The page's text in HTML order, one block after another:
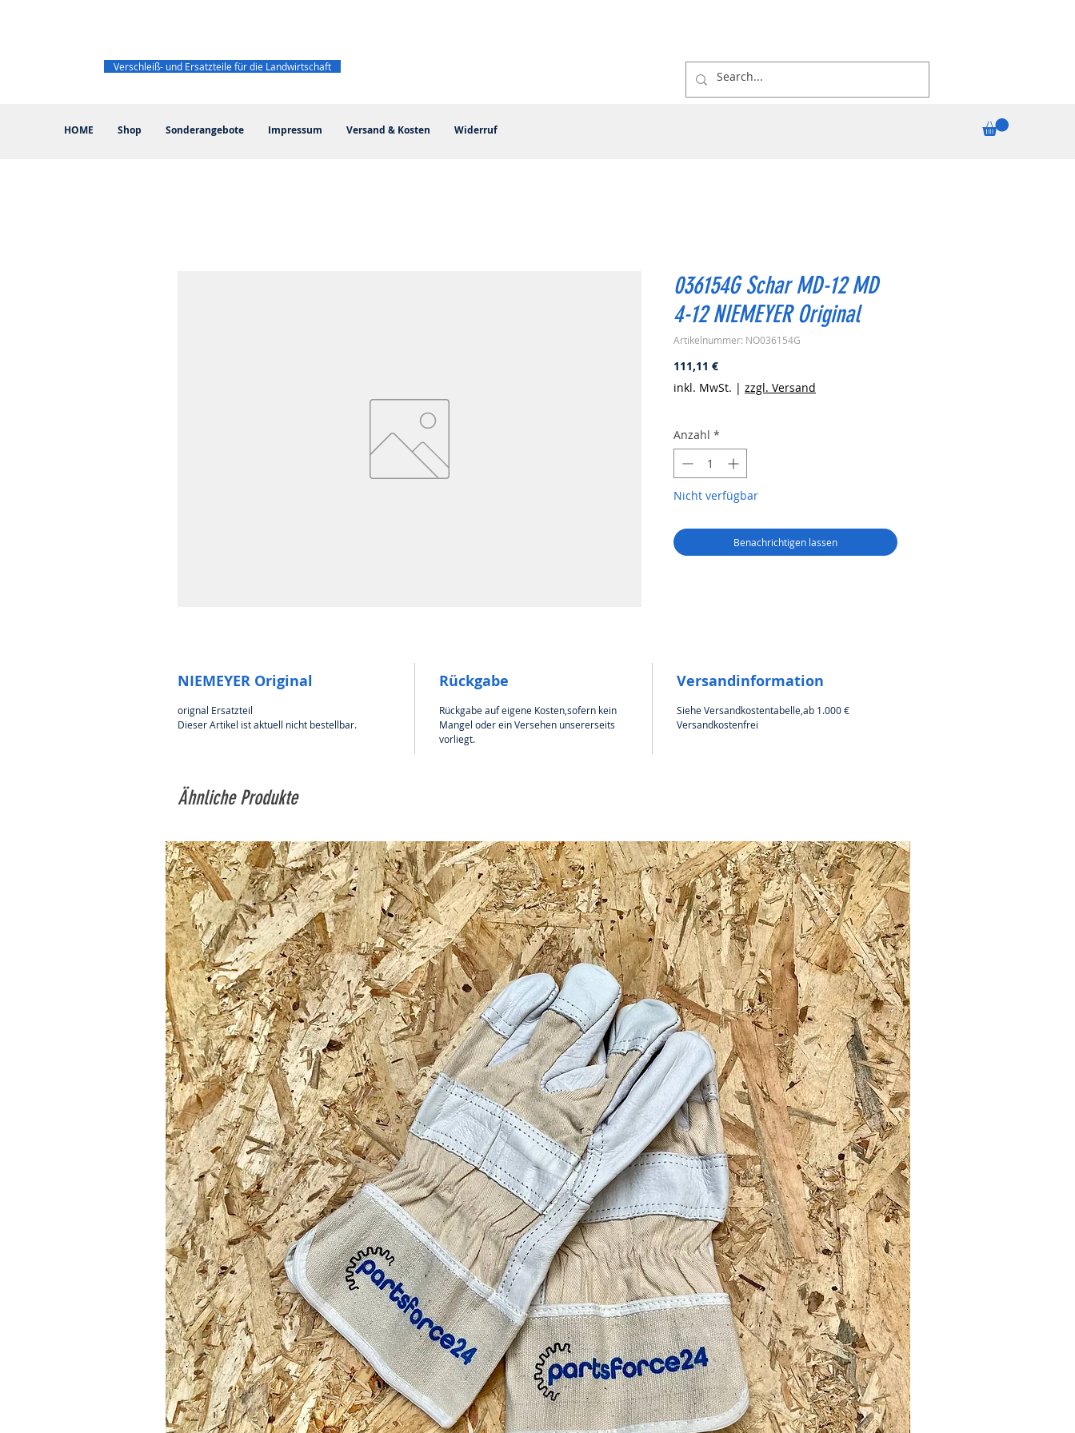
HOME Shop Sonderangebote Impressum Versand & Kosten Widerruf
Verschleiß- und Ersatzteile für die Landwirtschaft
036154G Schar MD-12 MD
4-12 NIEMEYER Original
Artikelnummer: NO036154G
111,11 €Preis
inkl. MwSt. | zzgl. Versand
Anzahl *
Nicht verfügbar
Benachrichtigen lassen
NIEMEYER Original
orignal Ersatzteil
Dieser Artikel ist aktuell nicht bestellbar.
Rückgabe
Rückgabe auf eigene Kosten,sofern kein
Mangel oder ein Versehen unsererseits
vorliegt.
Versandinformation
Siehe Versandkostentabelle,ab 1.000 €
Versandkostenfrei
Ähnliche Produkte